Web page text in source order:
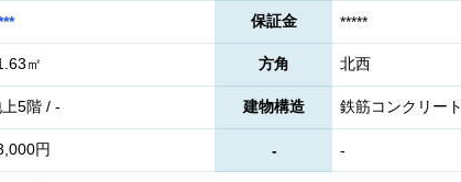
保証金 *****
㎡ 方角 北西
5階 / - 建物構造 鉄筋コンクリート
円 - -